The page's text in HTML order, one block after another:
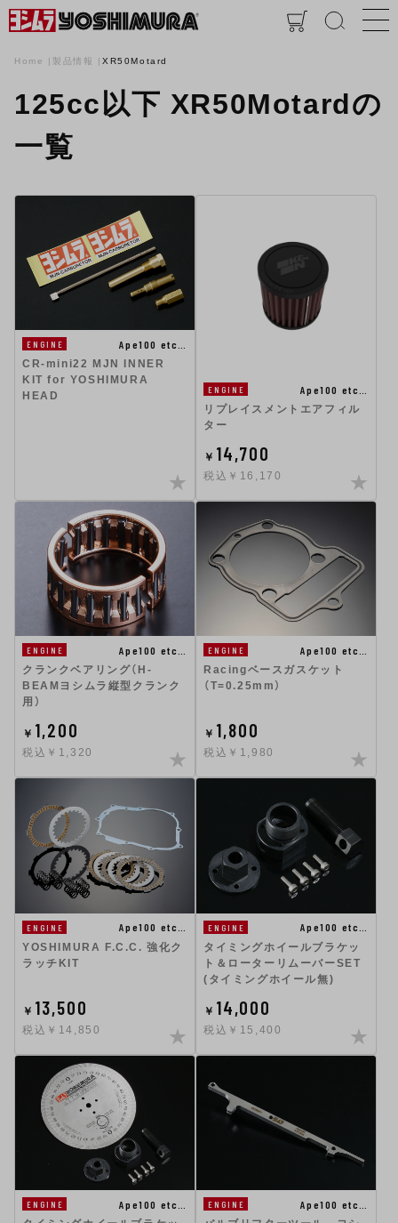
Home 製品情報 XR50Motard
125cc以下 XR50Motardの
一覧
ENGINE
Ape100 etc…
CR-mini22 MJN INNER
KIT for YOSHIMURA
HEAD
ENGINE
Ape100 etc…
リプレイスメントエアフィル
ター
￥ 14,700
税込￥16,170
ENGINE
Ape100 etc…
クランクベアリング（H-
BEAMヨシムラ縦型クランク
用）
￥ 1,200
税込￥1,320
ENGINE
Ape100 etc…
Racingベースガスケット
（T=0.25mm）
￥ 1,800
税込￥1,980
ENGINE
Ape100 etc…
YOSHIMURA F.C.C. 強化ク
ラッチKIT
￥ 13,500
税込￥14,850
ENGINE
Ape100 etc…
タイミングホイールブラケッ
ト＆ローターリムーバーSET
(タイミングホイール無)
￥ 14,000
税込￥15,400
ENGINE
Ape100 etc…
ENGINE
Ape100 etc…